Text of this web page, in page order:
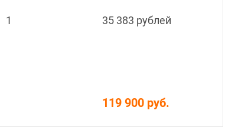
1 35 383 рублей
119 900 руб.